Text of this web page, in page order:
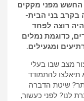
החשש מפני מקקים
בקרב בני הבית-
רוצה לפחד
כדוגמת נמלים
ומגעילים.
מצב שבו בעלי
תיאלצו להתמודד
שיטת הדברה
לנו? לפני כעשור,